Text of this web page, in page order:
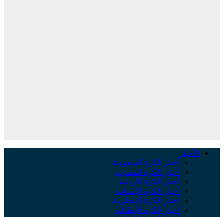
الأخبار
أخبار الكرة السعودية
أخبار الكرة المصرية
أخبار الكرة الأردنية
أخبار الكرة الإسبانية
أخبار الكرة الإنجليزية
أخبار الكرة الإيطالية